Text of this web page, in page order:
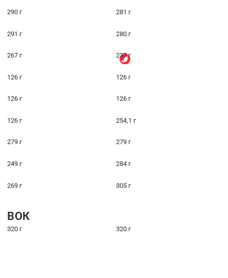
290 г 281 г
291 г 280 г
267 г 237 г
126 г 126 г
126 г 126 г
126 г 254,1 г
279 г 279 г
249 г 284 г
269 г 305 г
ВОК
320 г 320 г